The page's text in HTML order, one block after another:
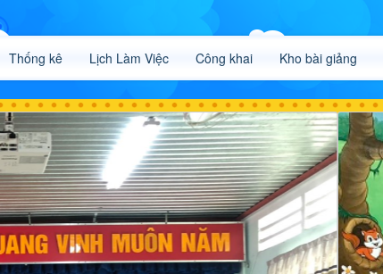
Thống kê Lịch Làm Việc Công khai Kho bài giảng